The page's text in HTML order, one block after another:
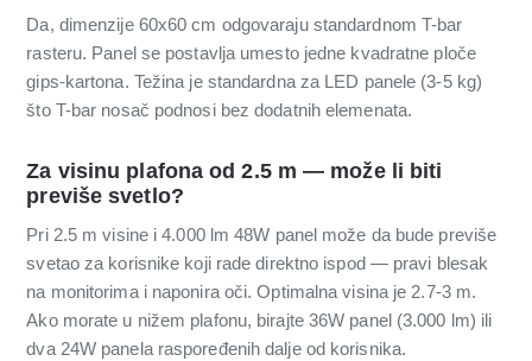
Da, dimenzije 60x60 cm odgovaraju standardnom T-bar
rasteru. Panel se postavlja umesto jedne kvadratne ploče
gips-kartona. Težina je standardna za LED panele (3-5 kg)
što T-bar nosač podnosi bez dodatnih elemenata.
Za visinu plafona od 2.5 m — može li biti
previše svetlo?
Pri 2.5 m visine i 4.000 lm 48W panel može da bude previše
svetao za korisnike koji rade direktno ispod — pravi blesak
na monitorima i naponira oči. Optimalna visina je 2.7-3 m.
Ako morate u nižem plafonu, birajte 36W panel (3.000 lm) ili
dva 24W panela raspoređenih dalje od korisnika.